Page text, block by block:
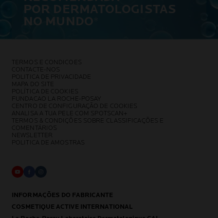
POR DERMATOLOGISTAS
NO MUNDO
TERMOS E CONDICOES
CONTACTE-NOS
POLITICA DE PRIVACIDADE
MAPA DO SITE
POLÍTICA DE COOKIES
FUNDACAO LA ROCHE-POSAY
CENTRO DE CONFIGURAÇÃO DE COOKIES
ANALISA A TUA PELE COM SPOTSCAN+
TERMOS & CONDIÇÕES SOBRE CLASSIFICAÇÕES E
COMENTÁRIOS
NEWSLETTER
POLITICA DE AMOSTRAS
INFORMAÇÕES DO FABRICANTE
COSMETIQUE ACTIVE INTERNATIONAL